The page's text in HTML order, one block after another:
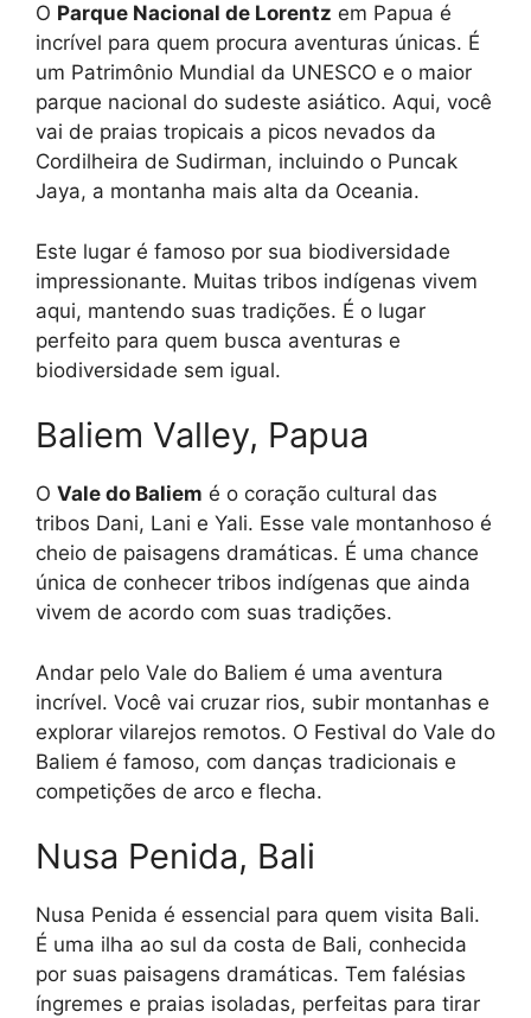
O Parque Nacional de Lorentz em Papua é
incrível para quem procura aventuras únicas. É
um Patrimônio Mundial da UNESCO e o maior
parque nacional do sudeste asiático. Aqui, você
vai de praias tropicais a picos nevados da
Cordilheira de Sudirman, incluindo o Puncak
Jaya, a montanha mais alta da Oceania.
Este lugar é famoso por sua biodiversidade
impressionante. Muitas tribos indígenas vivem
aqui, mantendo suas tradições. É o lugar
perfeito para quem busca aventuras e
biodiversidade sem igual.
Baliem Valley, Papua
O Vale do Baliem é o coração cultural das
tribos Dani, Lani e Yali. Esse vale montanhoso é
cheio de paisagens dramáticas. É uma chance
única de conhecer tribos indígenas que ainda
vivem de acordo com suas tradições.
Andar pelo Vale do Baliem é uma aventura
incrível. Você vai cruzar rios, subir montanhas e
explorar vilarejos remotos. O Festival do Vale do
Baliem é famoso, com danças tradicionais e
competições de arco e flecha.
Nusa Penida, Bali
Nusa Penida é essencial para quem visita Bali.
É uma ilha ao sul da costa de Bali, conhecida
por suas paisagens dramáticas. Tem falésias
íngremes e praias isoladas, perfeitas para tirar